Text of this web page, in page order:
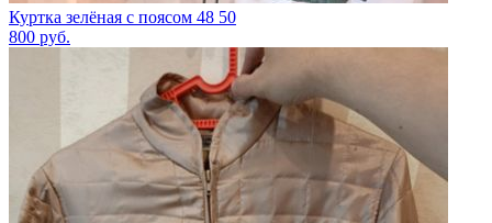
Куртка зелёная с поясом 48 50
800 руб.